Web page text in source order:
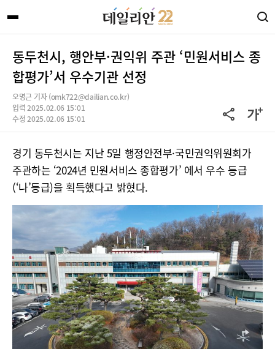
동두천시, 행안부·권익위 주관 ‘민원서비스 종
합평가’서 우수기관 선정
오명근 기자 (omk722@dailian.co.kr)
입력 2025.02.06 15:01
수정 2025.02.06 15:01
경기 동두천시는 지난 5일 행정안전부·국민권익위원회가
주관하는 ‘2024년 민원서비스 종합평가’ 에서 우수 등급
(‘나’등급)을 획득했다고 밝혔다.